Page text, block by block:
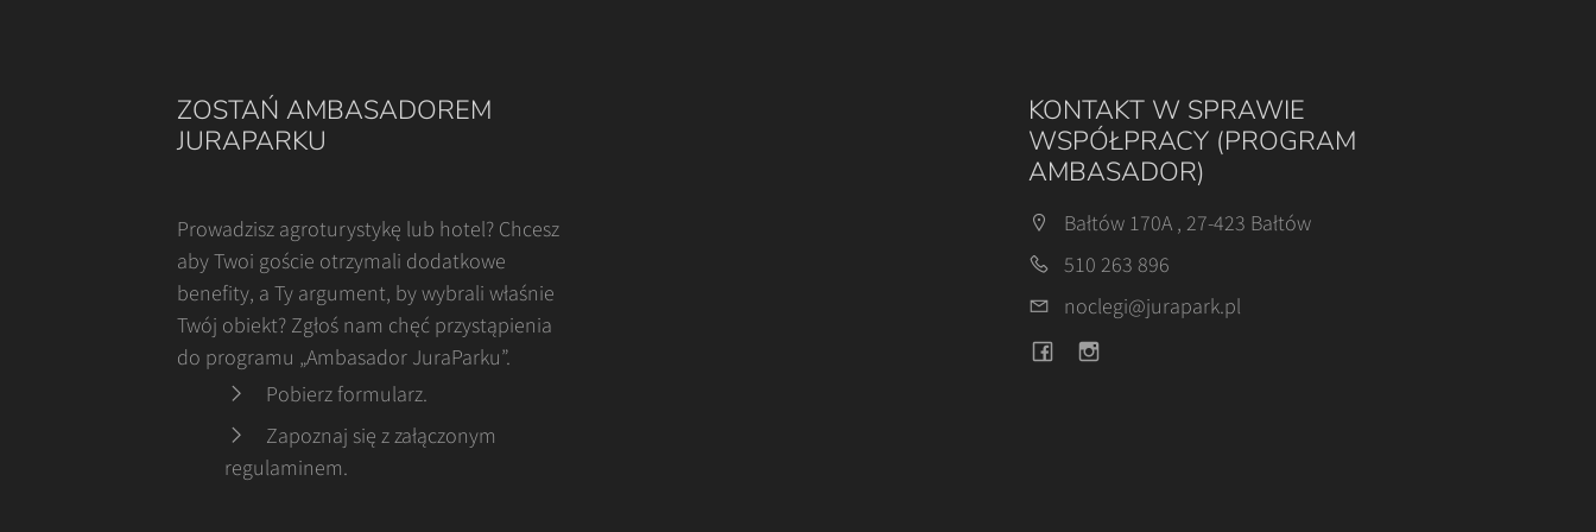
ZOSTAŃ AMBASADOREM
JURAPARKU
Prowadzisz agroturystykę lub hotel? Chcesz
aby Twoi goście otrzymali dodatkowe
benefity, a Ty argument, by wybrali właśnie
Twój obiekt? Zgłoś nam chęć przystąpienia
do programu „Ambasador JuraParku”.
Pobierz formularz.
Zapoznaj się z załączonym
regulaminem.
KONTAKT W SPRAWIE
WSPÓŁPRACY (PROGRAM
AMBASADOR)
Bałtów 170A , 27-423 Bałtów
510 263 896
noclegi@jurapark.pl